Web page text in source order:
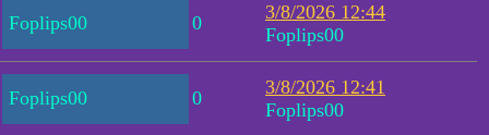
Foplips00 0
3/8/2026 12:44
Foplips00
Foplips00 0
3/8/2026 12:41
Foplips00